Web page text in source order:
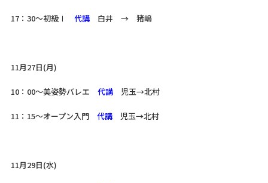
17：30～初級Ⅰ 代講白井 → 猪嶋
11月27日(月)
10：00～美姿勢バレエ 代講児玉→北村
11：15～オープン入門 代講児玉→北村
11月29日(水)